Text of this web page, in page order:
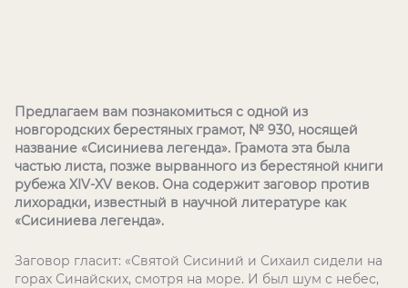
Предлагаем вам познакомиться с одной из
новгородских берестяных грамот, № 930, носящей
название «Сисиниева легенда». Грамота эта была
частью листа, позже вырванного из берестяной книги
рубежа XIV-XV веков. Она содержит заговор против
лихорадки, известный в научной литературе как
«Сисиниева легенда».
Заговор гласит: «Святой Сисиний и Сихаил сидели на
горах Синайских, смотря на море. И был шум с небес,